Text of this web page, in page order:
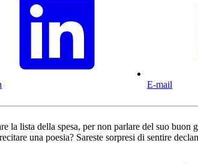
E-mail
lista della spesa, per non parlare del suo buon
una poesia? Sareste sorpresi di sentire